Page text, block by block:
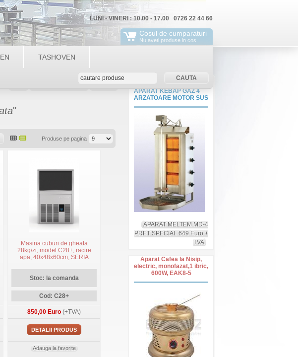
LUNI - VINERI : 10.00 - 17.00 0726 22 44 66
Cosul de cumparaturi
Nu aveti produse in cos.
TASHOVEN
"
Produse pe pagina
Masina cuburi de gheata
28kg/zi, model C28+, racire
apa, 40x48x60cm, SERIA
Stoc: la comanda
Cod: C28+
850,00 Euro (+TVA)
DETALII PRODUS
Adauga la favorite
APARAT KEBAP GAZ 4
ARZATOARE MOTOR SUS
APARAT MELTEM MD-4
PRET SPECIAL 649 Euro +
TVA
Aparat Cafea la Nisip,
electric, monofazat,1 ibric,
600W, EAK8-5